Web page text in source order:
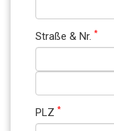
Straße & Nr. *
PLZ *